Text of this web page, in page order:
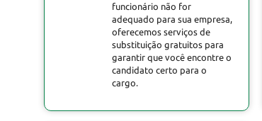
funcionário não for
adequado para sua empresa,
oferecemos serviços de
substituição gratuitos para
garantir que você encontre o
candidato certo para o
cargo.